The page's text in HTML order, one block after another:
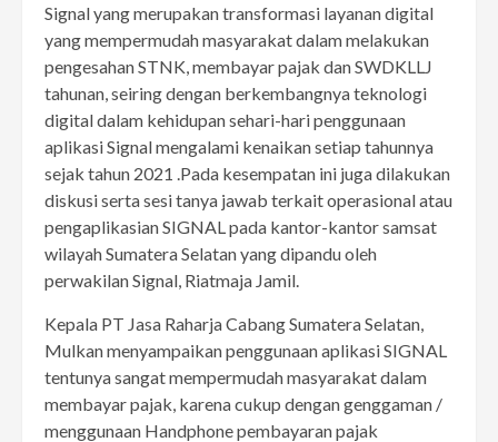
Signal yang merupakan transformasi layanan digital
yang mempermudah masyarakat dalam melakukan
pengesahan STNK, membayar pajak dan SWDKLLJ
tahunan, seiring dengan berkembangnya teknologi
digital dalam kehidupan sehari-hari penggunaan
aplikasi Signal mengalami kenaikan setiap tahunnya
sejak tahun 2021 .Pada kesempatan ini juga dilakukan
diskusi serta sesi tanya jawab terkait operasional atau
pengaplikasian SIGNAL pada kantor-kantor samsat
wilayah Sumatera Selatan yang dipandu oleh
perwakilan Signal, Riatmaja Jamil.
Kepala PT Jasa Raharja Cabang Sumatera Selatan,
Mulkan menyampaikan penggunaan aplikasi SIGNAL
tentunya sangat mempermudah masyarakat dalam
membayar pajak, karena cukup dengan genggaman /
menggunaan Handphone pembayaran pajak